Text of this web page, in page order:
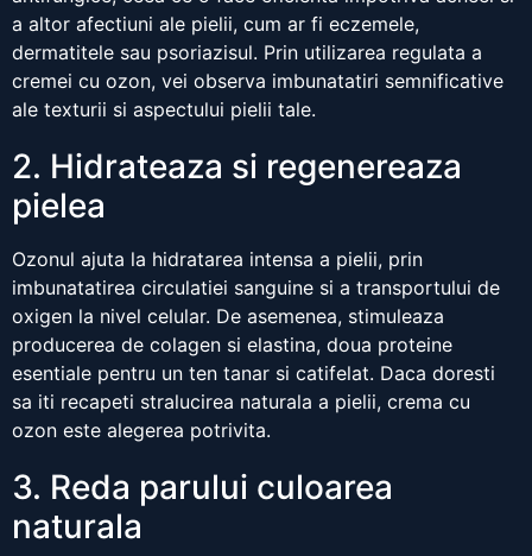
a altor afectiuni ale pielii, cum ar fi eczemele,
dermatitele sau psoriazisul. Prin utilizarea regulata a
cremei cu ozon, vei observa imbunatatiri semnificative
ale texturii si aspectului pielii tale.
2. Hidrateaza si regenereaza
pielea
Ozonul ajuta la hidratarea intensa a pielii, prin
imbunatatirea circulatiei sanguine si a transportului de
oxigen la nivel celular. De asemenea, stimuleaza
producerea de colagen si elastina, doua proteine
esentiale pentru un ten tanar si catifelat. Daca doresti
sa iti recapeti stralucirea naturala a pielii, crema cu
ozon este alegerea potrivita.
3. Reda parului culoarea
naturala